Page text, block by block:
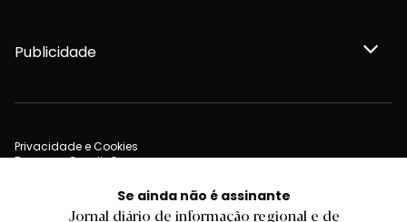
Se ainda não é assinante
Jornal diário de informação regional e de
Publicidade
Privacidade e Cookies
Termos e Condições
Política de Confidencialidade
for tomorrow byLKCOM